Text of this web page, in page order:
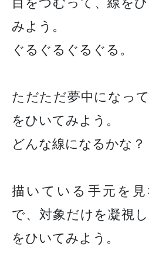
みよう。
ぐるぐるぐるぐる。
ただただ夢中になっ
をひいてみよう。
どんな線になるかな？
描いている手元を見
で、対象だけを凝視
をひいてみよう。